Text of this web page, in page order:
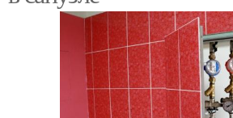
Люк под плитку
Люк в плитке